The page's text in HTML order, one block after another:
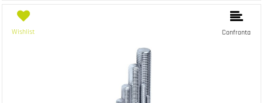
Wishlist Confronta